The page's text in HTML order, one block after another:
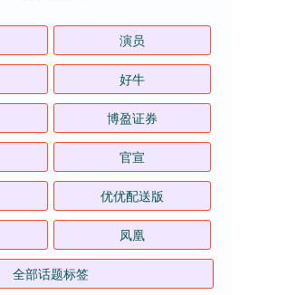
演员
好牛
博盈证券
官宣
优优配送版
凤凰
全部话题标签